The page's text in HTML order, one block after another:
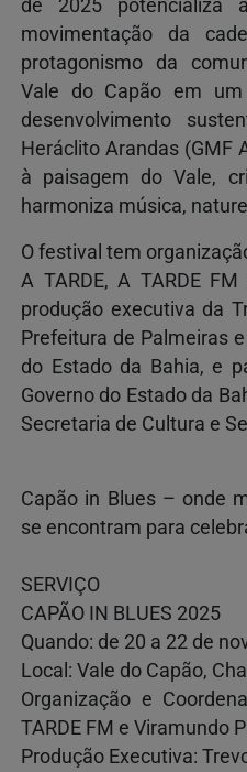
de 2025 potencializa
movimentação da
protagonismo da
Vale do Capão em
desenvolvimento
Heráclito Arandas (GMF
à paisagem do Vale,
harmoniza música,
O festival tem
A TARDE, A TARDE
produção executiva da
Prefeitura de Palmeiras
do Estado da Bahia, e
Governo do Estado da
Secretaria de Cultura e
Capão in Blues – onde
se encontram para
SERVIÇO
CAPÃO IN BLUES 2025
Quando: de 20 a 22 de
Local: Vale do Capão,
Organização e
TARDE FM e Viramundo
Produção Executiva: